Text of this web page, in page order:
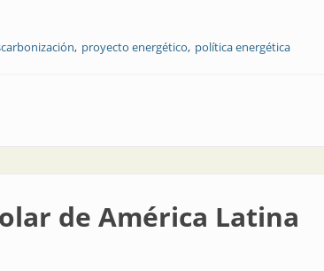
proyecto energético política energética
de América Latina